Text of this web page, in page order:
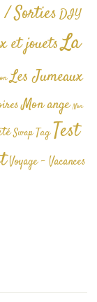
SortiesDIY
et jouetsLa
Les Jumeaux
Mon ange Non
Swap TagTest
Voyage - Vacances